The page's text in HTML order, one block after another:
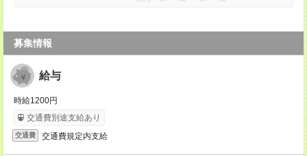
募集情報
給与
時給1200円
交通費別途支給あり
交通費 交通費規定内支給